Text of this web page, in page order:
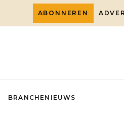
ABONNEREN
BRANCHENIEUWS